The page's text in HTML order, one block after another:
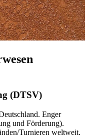
(DTSV)
Enger
und Förderung).
Turnieren weltweit.